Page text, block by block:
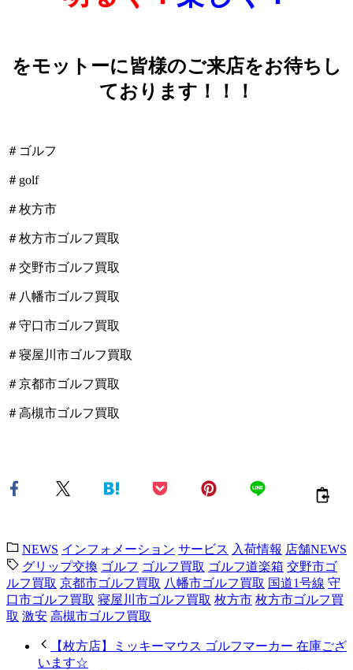
をモットーに皆様のご来店をお待ちし
ております！！！
＃ゴルフ
＃golf
＃枚方市
＃枚方市ゴルフ買取
＃交野市ゴルフ買取
＃八幡市ゴルフ買取
＃守口市ゴルフ買取
＃寝屋川市ゴルフ買取
＃京都市ゴルフ買取
＃高槻市ゴルフ買取
NEWS インフォメーション サービス 入荷情報 店舗NEWS
グリップ交換 ゴルフ ゴルフ買取 ゴルフ道楽箱 交野市ゴ
ルフ買取 京都市ゴルフ買取 八幡市ゴルフ買取 国道1号線 守
口市ゴルフ買取 寝屋川市ゴルフ買取 枚方市 枚方市ゴルフ買
取 激安 高槻市ゴルフ買取
【枚方店】ミッキーマウス ゴルフマーカー 在庫ござ
います☆